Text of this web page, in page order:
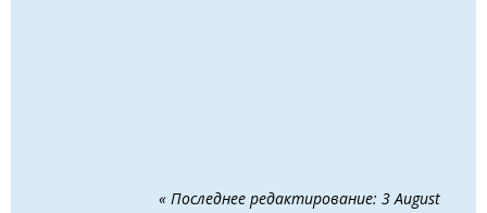
« Последнее редактирование: 3 August